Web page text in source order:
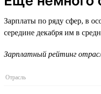
Зарплаты по ряду сфер, в
середине декабря им в
Зарплатный рейтинг
Отрасль